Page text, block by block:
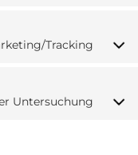
Tracking
Untersuchung